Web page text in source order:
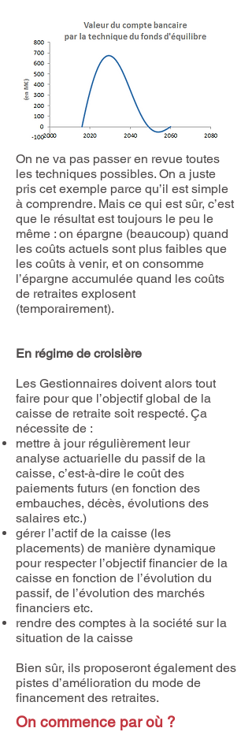
On ne va pas passer en revue toutes
les techniques possibles. On a juste
pris cet exemple parce qu’il est simple
à comprendre. Mais ce qui est sûr, c’est
que le résultat est toujours le peu le
même : on épargne (beaucoup) quand
les coûts actuels sont plus faibles que
les coûts à venir, et on consomme
l’épargne accumulée quand les coûts
de retraites explosent
(temporairement).
En régime de croisière
Les Gestionnaires doivent alors tout
faire pour que l’objectif global de la
caisse de retraite soit respecté. Ça
nécessite de :
mettre à jour régulièrement leur
analyse actuarielle du passif de la
caisse, c’est-à-dire le coût des
paiements futurs (en fonction des
embauches, décès, évolutions des
salaires etc.)
gérer l’actif de la caisse (les
placements) de manière dynamique
pour respecter l’objectif financier de la
caisse en fonction de l’évolution du
passif, de l’évolution des marchés
financiers etc.
rendre des comptes à la société sur la
situation de la caisse
Bien sûr, ils proposeront également des
pistes d’amélioration du mode de
financement des retraites.
On commence par où ?